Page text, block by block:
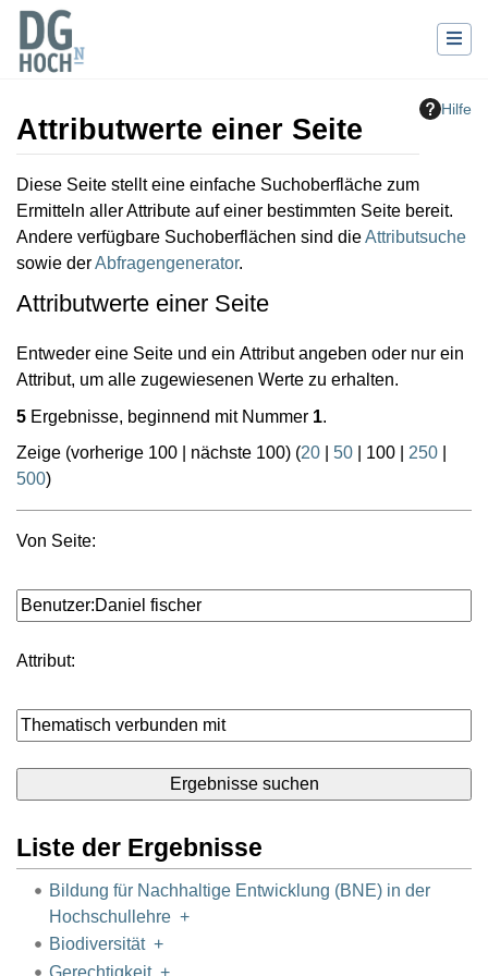
Hilfe
Attributwerte einer Seite
Wechseln zu:Navigation,Suche
Diese Seite stellt eine einfache Suchoberfläche zum
Ermitteln aller Attribute auf einer bestimmten Seite bereit.
Andere verfügbare Suchoberflächen sind dieAttributsuche
sowie derAbfragengenerator.
Attributwerte einer Seite
Entweder eine Seite und ein Attribut angeben oder nur ein
Attribut, um alle zugewiesenen Werte zu erhalten.
5 Ergebnisse, beginnend mit Nummer 1.
Zeige (vorherige 100 nächste 100) (20 50 100 250
500)
Von Seite:
Attribut:
Liste der Ergebnisse
Bildung für Nachhaltige Entwicklung (BNE) in der
Hochschullehre +
Biodiversität +
Gerechtigkeit +